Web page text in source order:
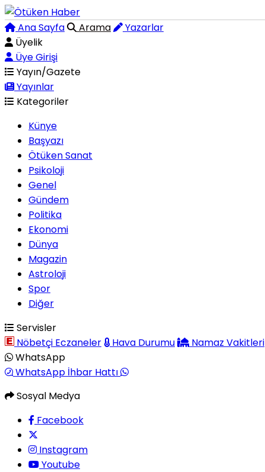
Ana Sayfa Arama
Yazarlar
Üyelik
Üye Girişi
Yayın/Gazete
Yayınlar
Kategoriler
Künye
Başyazı
Ötüken Sanat
Psikoloji
Genel
Gündem
Politika
Ekonomi
Dünya
Magazin
Astroloji
Spor
Diğer
Servisler
Nöbetçi Eczaneler
Hava Durumu Namaz Vakitleri
WhatsApp
WhatsApp İhbar Hattı
Sosyal Medya
Facebook
Instagram
Youtube